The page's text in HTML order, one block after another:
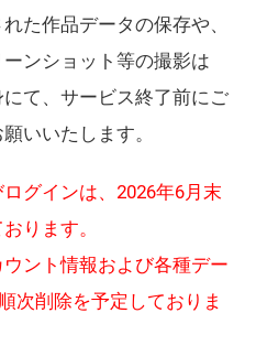
た作品データの保存や、
ンショット等の撮影は
て、サービス終了前にご
いいたします。
グインは、2026年6月末
ります。
ント情報および各種デー
次削除を予定しておりま